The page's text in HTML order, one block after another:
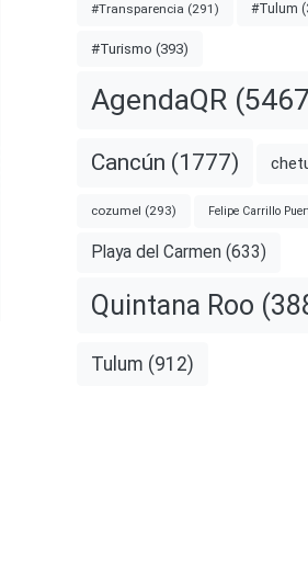
#Transparencia (291) #Tulum
#Turismo (393)
AgendaQR
Cancún (1777)
cozumel (293) Felipe Carrillo
Playa del Carmen (633)
Quintana Roo
Tulum (912)